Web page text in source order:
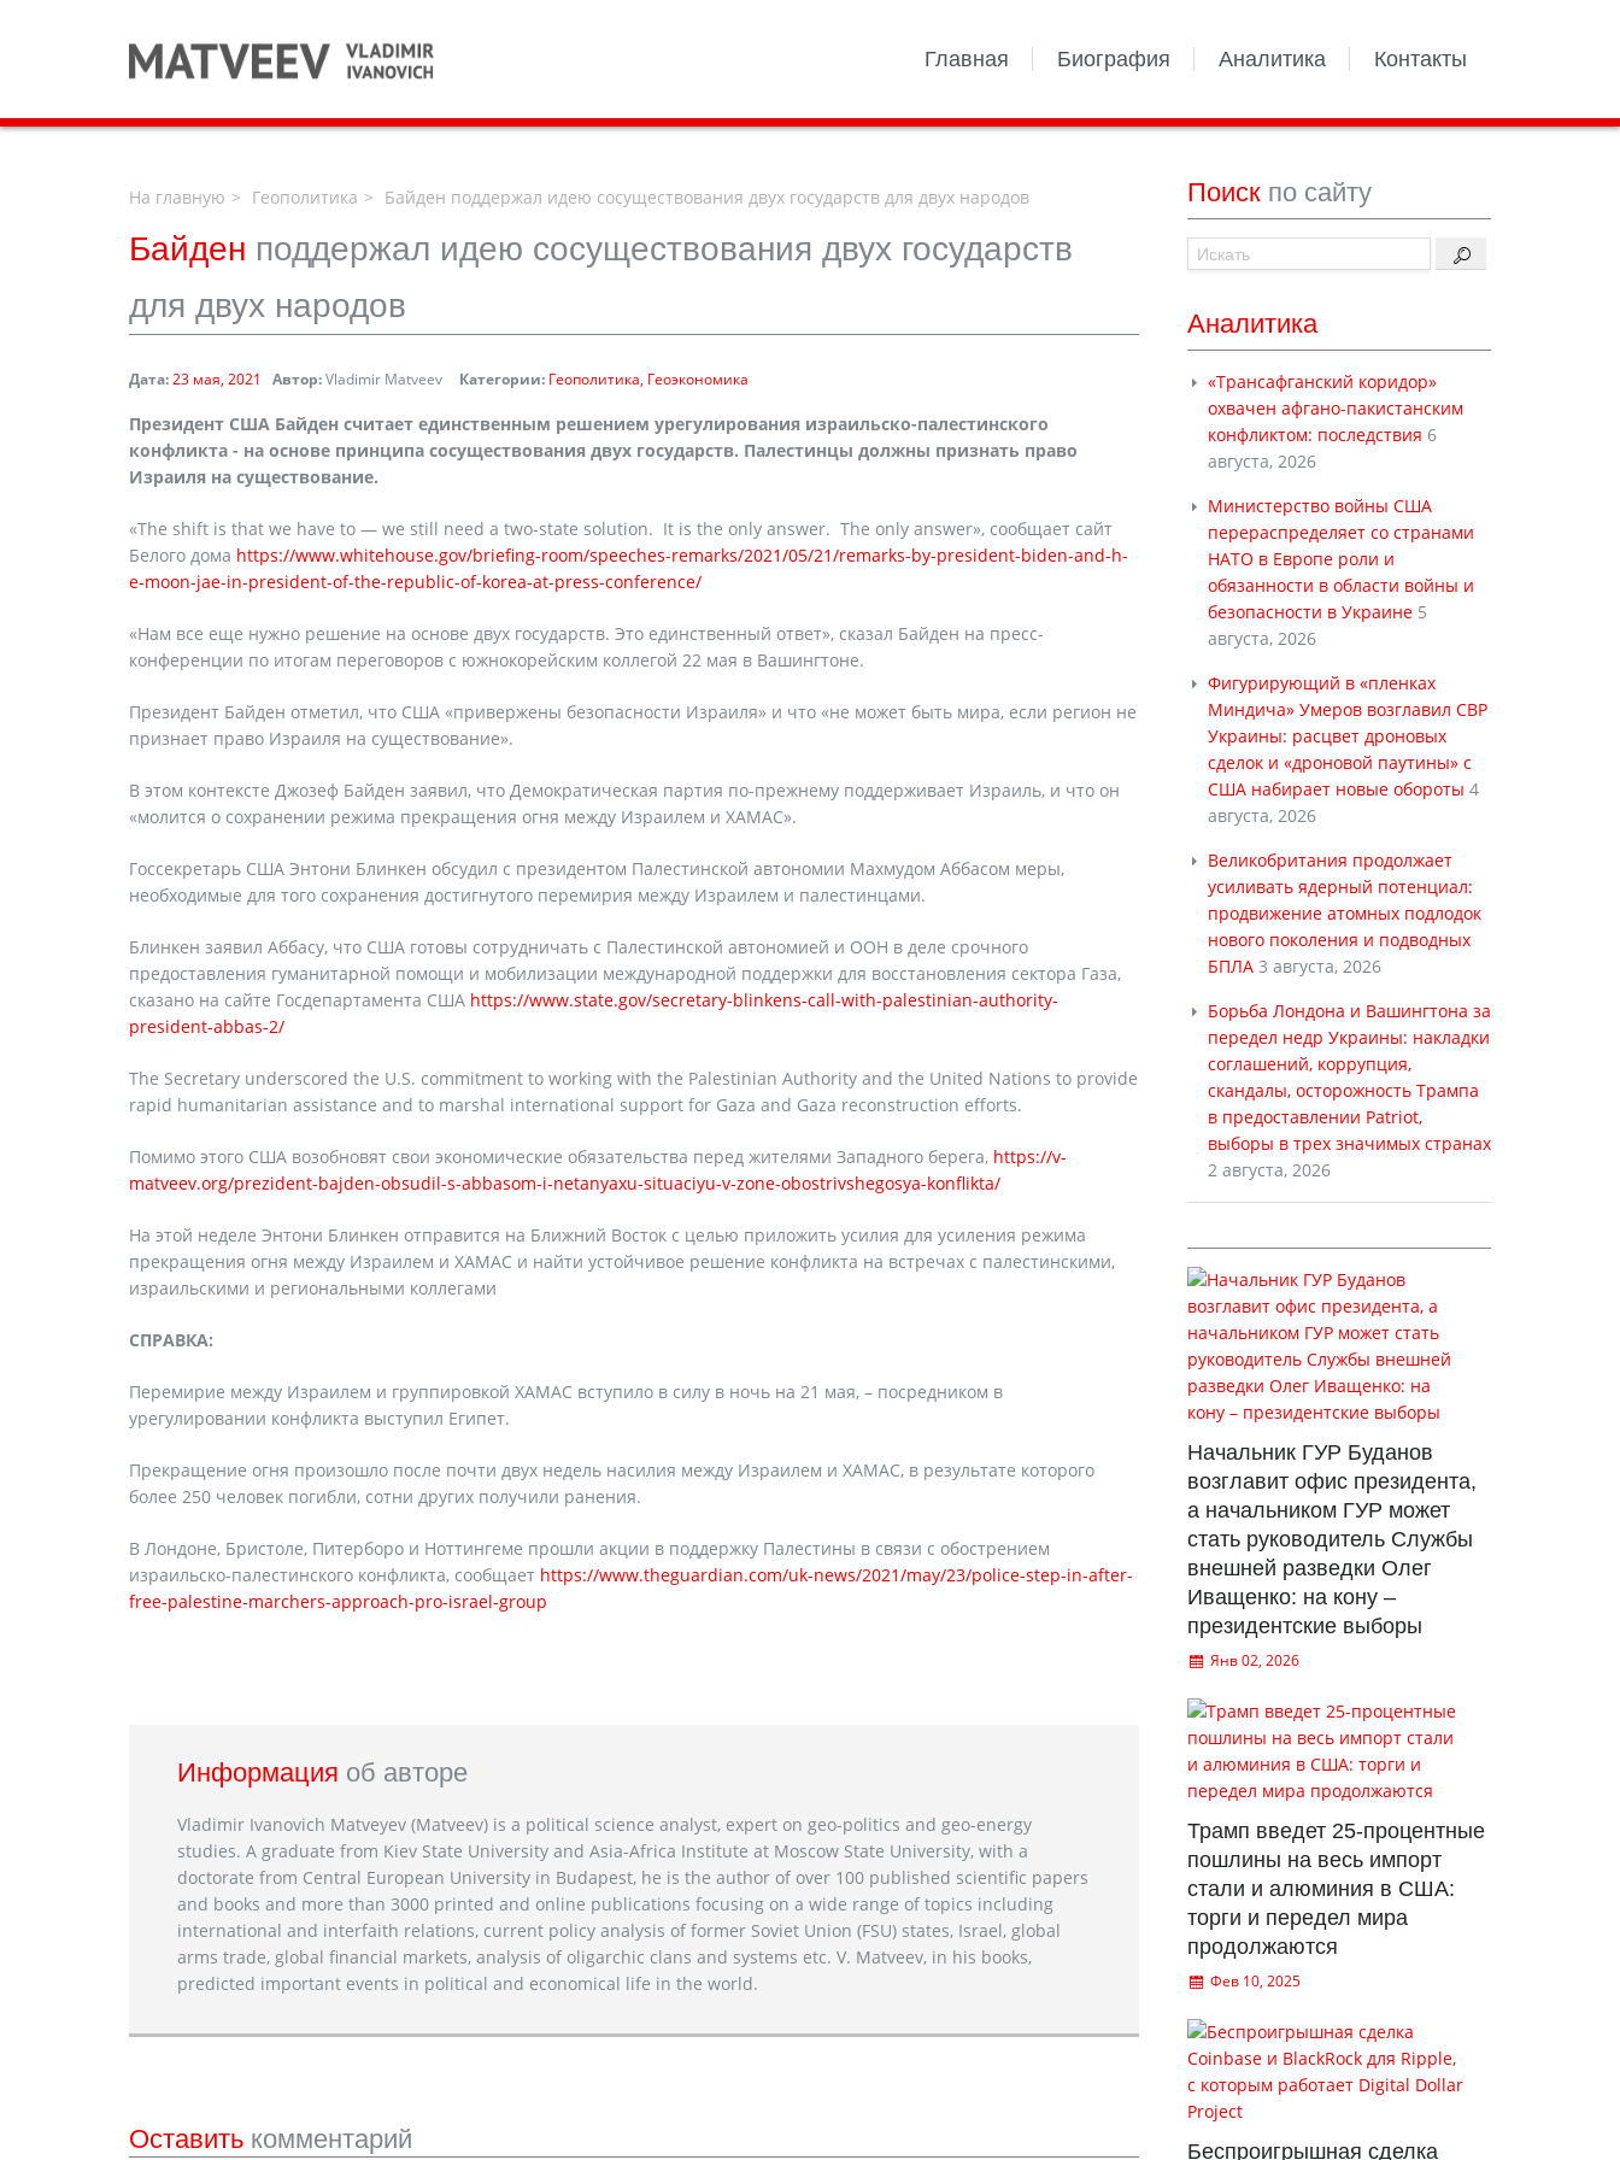
Главная Биография Аналитика Контакты
На главную Геополитика Байден поддержал идею сосуществования двух государств для двух народов
Байден поддержал идею сосуществования двух государств
для двух народов
Дата:23 мая, 2021 Автор:Vladimir Matveev Категории: Геополитика Геоэкономика
Президент США Байден считает единственным решением урегулирования израильско-палестинского
конфликта - на основе принципа сосуществования двух государств. Палестинцы должны признать право
Израиля на существование.
«The shift is that we have to — we still need a two-state solution. It is the only answer. The only answer», сообщает сайт
Белого дома https://www.whitehouse.gov/briefing-room/speeches-remarks/2021/05/21/remarks-by-president-biden-and-h-
e-moon-jae-in-president-of-the-republic-of-korea-at-press-conference/
«Нам все еще нужно решение на основе двух государств. Это единственный ответ», сказал Байден на пресс-
конференции по итогам переговоров с южнокорейским коллегой 22 мая в Вашингтоне.
Президент Байден отметил, что США «привержены безопасности Израиля» и что «не может быть мира, если регион не
признает право Израиля на существование».
В этом контексте Джозеф Байден заявил, что Демократическая партия по-прежнему поддерживает Израиль, и что он
«молится о сохранении режима прекращения огня между Израилем и ХАМАС».
Госсекретарь США Энтони Блинкен обсудил с президентом Палестинской автономии Махмудом Аббасом меры,
необходимые для того сохранения достигнутого перемирия между Израилем и палестинцами.
Блинкен заявил Аббасу, что США готовы сотрудничать с Палестинской автономией и ООН в деле срочного
предоставления гуманитарной помощи и мобилизации международной поддержки для восстановления сектора Газа,
сказано на сайте Госдепартамента США https://www.state.gov/secretary-blinkens-call-with-palestinian-authority-
president-abbas-2/
The Secretary underscored the U.S. commitment to working with the Palestinian Authority and the United Nations to provide
rapid humanitarian assistance and to marshal international support for Gaza and Gaza reconstruction efforts.
Помимо этого США возобновят свои экономические обязательства перед жителями Западного берега, https://v-
matveev.org/prezident-bajden-obsudil-s-abbasom-i-netanyaxu-situaciyu-v-zone-obostrivshegosya-konflikta/
На этой неделе Энтони Блинкен отправится на Ближний Восток с целью приложить усилия для усиления режима
прекращения огня между Израилем и ХАМАС и найти устойчивое решение конфликта на встречах с палестинскими,
израильскими и региональными коллегами
СПРАВКА:
Перемирие между Израилем и группировкой ХАМАС вступило в силу в ночь на 21 мая, – посредником в
урегулировании конфликта выступил Египет.
Прекращение огня произошло после почти двух недель насилия между Израилем и ХАМАС, в результате которого
более 250 человек погибли, сотни других получили ранения.
В Лондоне, Бристоле, Питерборо и Ноттингеме прошли акции в поддержку Палестины в связи с обострением
израильско-палестинского конфликта, сообщает https://www.theguardian.com/uk-news/2021/may/23/police-step-in-after-
free-palestine-marchers-approach-pro-israel-group
Информация об авторе
Vladimir Ivanovich Matveyev (Matveev) is a political science analyst, expert on geo-politics and geo-energy
studies. A graduate from Kiev State University and Asia-Africa Institute at Moscow State University, with a
doctorate from Central European University in Budapest, he is the author of over 100 published scientific papers
and books and more than 3000 printed and online publications focusing on a wide range of topics including
international and interfaith relations, current policy analysis of former Soviet Union (FSU) states, Israel, global
arms trade, global financial markets, analysis of oligarchic clans and systems etc. V. Matveev, in his books,
predicted important events in political and economical life in the world.
Оставить комментарий
Поиск по сайту
Аналитика
«Трансафганский коридор»
охвачен афгано-пакистанским
конфликтом: последствия 6
августа, 2026
Министерство войны США
перераспределяет со странами
НАТО в Европе роли и
обязанности в области войны и
безопасности в Украине 5
августа, 2026
Фигурирующий в «пленках
Миндича» Умеров возглавил СВР
Украины: расцвет дроновых
сделок и «дроновой паутины» с
США набирает новые обороты 4
августа, 2026
Великобритания продолжает
усиливать ядерный потенциал:
продвижение атомных подлодок
нового поколения и подводных
БПЛА 3 августа, 2026
Борьба Лондона и Вашингтона за
передел недр Украины: накладки
соглашений, коррупция,
скандалы, осторожность Трампа
в предоставлении Patriot,
выборы в трех значимых странах
2 августа, 2026
Начальник ГУР Буданов
возглавит офис президента,
а начальником ГУР может
стать руководитель Службы
внешней разведки Олег
Иващенко: на кону –
президентские выборы
Янв 02, 2026
Трамп введет 25-процентные
пошлины на весь импорт
стали и алюминия в США:
торги и передел мира
продолжаются
Фев 10, 2025
Беспроигрышная сделка